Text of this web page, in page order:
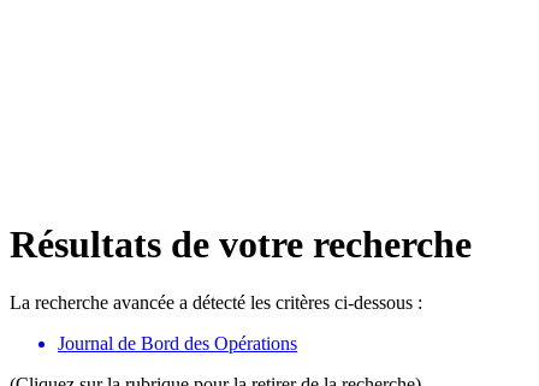
Résultats de votre recherche
La recherche avancée a détecté les critères ci-dessous :
Journal de Bord des Opérations